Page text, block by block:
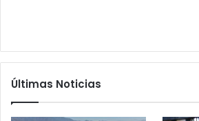
Últimas Noticias